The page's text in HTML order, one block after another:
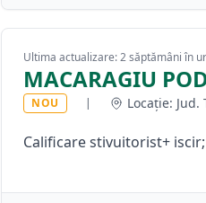
Ultima actualizare: 2 săptămâni în
MACARAGIU
NOU | Locație:
Calificare stivuitorist+